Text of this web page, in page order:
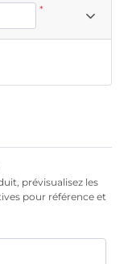
prévisualisez les
pour référence et
*